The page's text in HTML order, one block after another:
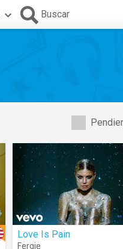
Buscar
Love Is Pain
Fergie